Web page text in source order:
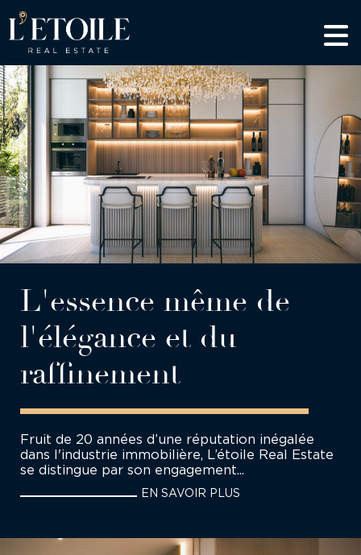
L'essence même de
l'élégance et du
raffinement
Fruit de 20 années d’une réputation inégalée
dans l'industrie immobilière, L’étoile Real Estate
se distingue par son engagement...
EN SAVOIR PLUS